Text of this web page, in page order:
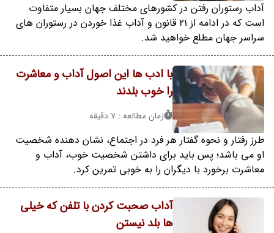
آداب رستوران رفتن در کشورهای مختلف جهان بسیار متفاوت
است که در ادامه از 21 قانون و آداب غذا خوردن در رستوران های
سراسر جهان مطلع خواهید شد.
با ادب ها این اصول آداب و معاشرت
را خوب بلدند
زمان مطالعه : 7 دقیقه
طرز رفتار و نحوه گفتار هر فرد در اجتماع، نشان دهنده شخصیت
او می باشد؛ پس باید برای داشتن شخصیت خوب، آداب و
معاشرت برخورد با دیگران را به خوبی تمرین کرد.
آداب صحبت کردن با تلفن که خیلی
ها بلد نیستن